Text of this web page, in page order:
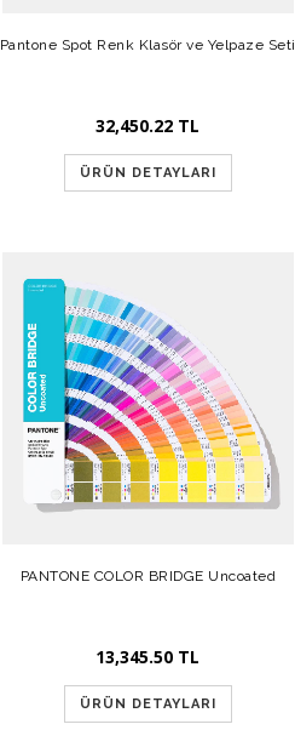
Pantone Spot Renk Klasör ve Yelpaze Seti
32,450.22 TL
ÜRÜN DETAYLARI
PANTONE COLOR BRIDGE Uncoated
13,345.50 TL
ÜRÜN DETAYLARI